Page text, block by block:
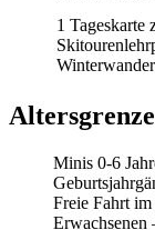
1 Tageskarte
Minis 0-6
Freie Fahrt
Erwachsenen